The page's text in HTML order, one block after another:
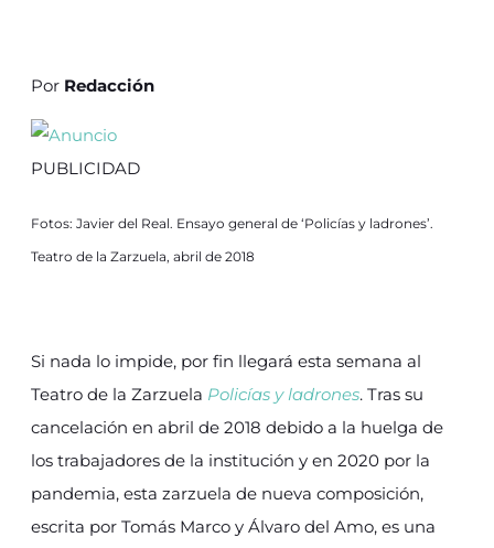
Por Redacción
PUBLICIDAD
Fotos: Javier del Real. Ensayo general de ‘Policías y ladrones’.
Teatro de la Zarzuela, abril de 2018
Si nada lo impide, por fin llegará esta semana al
Teatro de la Zarzuela Policías y ladrones. Tras su
cancelación en abril de 2018 debido a la huelga de
los trabajadores de la institución y en 2020 por la
pandemia, esta zarzuela de nueva composición,
escrita por Tomás Marco y Álvaro del Amo, es una